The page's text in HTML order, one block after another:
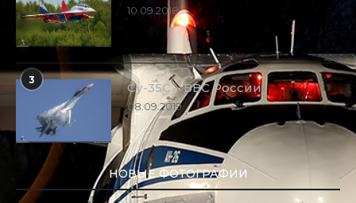
10.09.2018
3
Су-35С – ВВС России
08.09.2019
НОВЫЕ ФОТОГРАФИИ